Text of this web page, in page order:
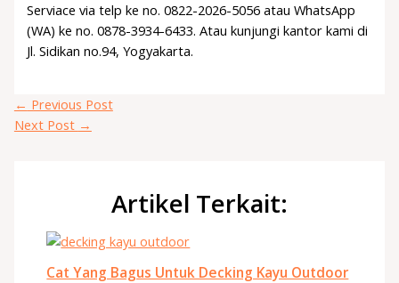
Serviace via telp ke no. 0822-2026-5056 atau WhatsApp
(WA) ke no. 0878-3934-6433. Atau kunjungi kantor kami di
Jl. Sidikan no.94, Yogyakarta.
← Previous Post
Next Post →
Artikel Terkait:
Cat Yang Bagus Untuk Decking Kayu Outdoor